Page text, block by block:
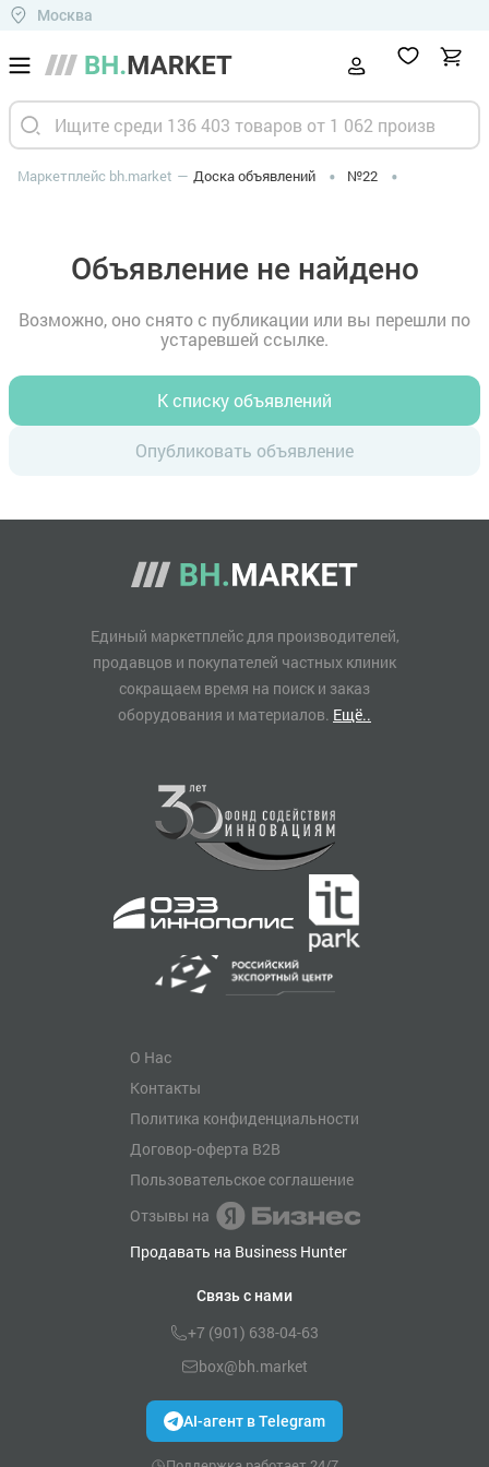
Москва
Маркетплейс bh.market Доска объявлений №22
Объявление не найдено
Возможно, оно снято с публикации или вы перешли по
устаревшей ссылке.
К списку объявлений
Опубликовать объявление
Единый маркетплейс для производителей,
продавцов и покупателей частных клиник
сокращаем время на поиск и заказ
оборудования и материалов. Ещё..
О Нас
Контакты
Политика конфиденциальности
Договор-оферта B2B
Пользовательское соглашение
Отзывы на
Продавать на Business Hunter
Связь с нами
+7 (901) 638-04-63
box@bh.market
AI-агент в Telegram